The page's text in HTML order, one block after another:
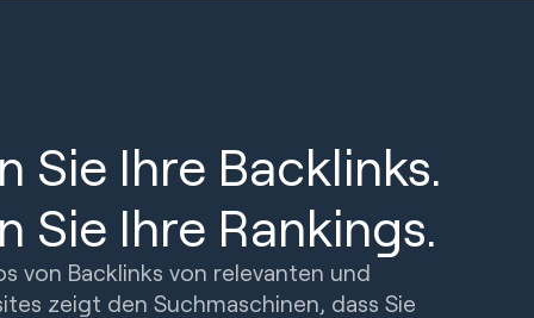
Sie Ihre Backlinks.
Sie Ihre Rankings.
von Backlinks von relevanten und
zeigt den Suchmaschinen, dass Sie